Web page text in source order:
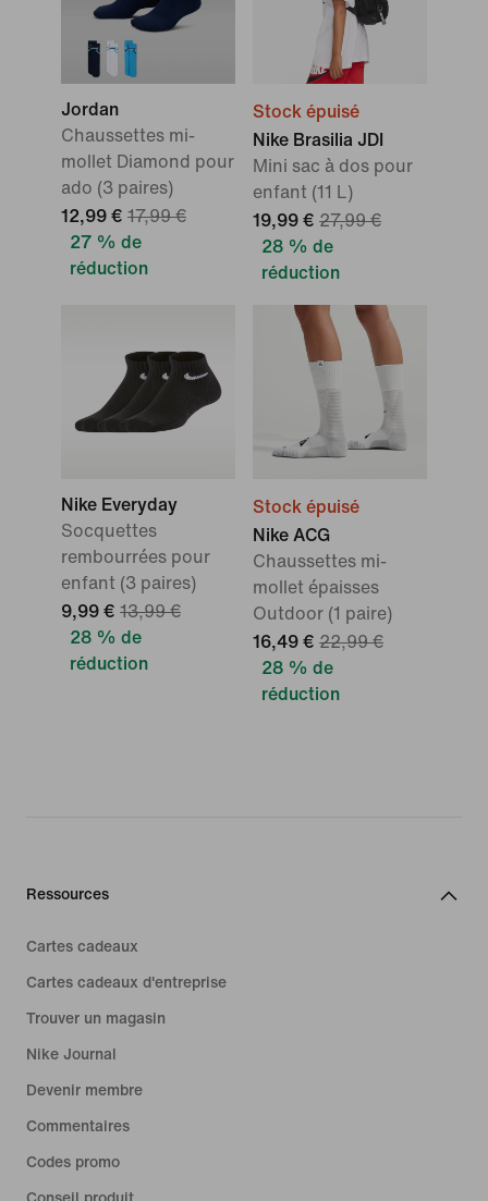
Jordan
Chaussettes mi-
mollet Diamond pour
ado (3 paires)
12,99 € 17,99 €
27 % de
réduction
Stock épuisé
Nike Brasilia JDI
Mini sac à dos pour
enfant (11 L)
19,99 € 27,99 €
28 % de
réduction
Nike Everyday
Socquettes
rembourrées pour
enfant (3 paires)
9,99 € 13,99 €
28 % de
réduction
Stock épuisé
Nike ACG
Chaussettes mi-
mollet épaisses
Outdoor (1 paire)
16,49 € 22,99 €
28 % de
réduction
Ressources
Cartes cadeaux
Cartes cadeaux d'entreprise
Trouver un magasin
Nike Journal
Devenir membre
Commentaires
Codes promo